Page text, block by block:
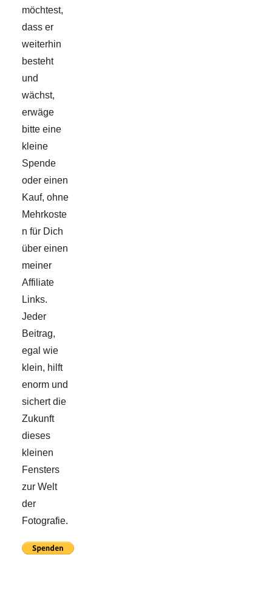
möchtest,
dass er
weiterhin
besteht
und
wächst,
erwäge
bitte eine
kleine
Spende
oder einen
Kauf, ohne
Mehrkoste
n für Dich
über einen
meiner
Affiliate
Links.
Jeder
Beitrag,
egal wie
klein, hilft
enorm und
sichert die
Zukunft
dieses
kleinen
Fensters
zur Welt
der
Fotografie.